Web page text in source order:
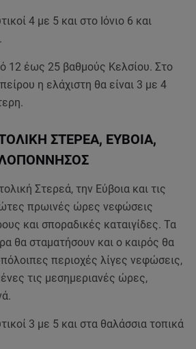
4 με 5 και στο Ιόνιο 6 και
12 έως 25 βαθμούς Κελσίου. Στο
η ελάχιστη θα είναι 3 με 4
ΣΤΕΡΕΑ, ΕΥΒΟΙΑ,
Στερεά, την Εύβοια και τις
πρωινές ώρες νεφώσεις
και σποραδικές καταιγίδες. Τα
θα σταματήσουν και ο καιρός θα
περιοχές λίγες νεφώσεις,
τις μεσημεριανές ώρες,
3 με 5 και στα θαλάσσια τοπικά